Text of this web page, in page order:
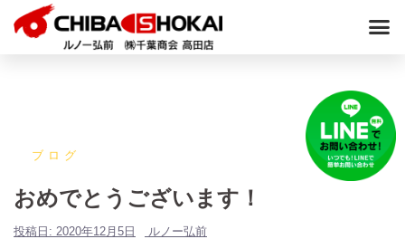
ブログ
おめでとうございます！
投稿日: 2020年12月5日 ルノー弘前